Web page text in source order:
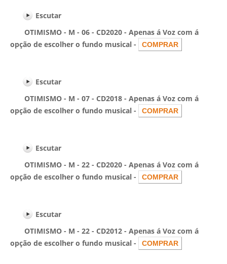
Escutar
OTIMISMO - M - 06 - CD2020 - Apenas á Voz com á
opção de escolher o fundo musical -
Escutar
OTIMISMO - M - 07 - CD2018 - Apenas á Voz com á
opção de escolher o fundo musical -
Escutar
OTIMISMO - M - 22 - CD2020 - Apenas á Voz com á
opção de escolher o fundo musical -
Escutar
OTIMISMO - M - 22 - CD2012 - Apenas á Voz com á
opção de escolher o fundo musical -